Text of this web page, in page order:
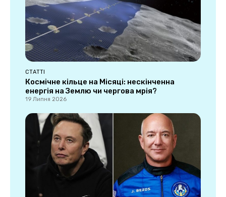
СТАТТІ
Космічне кільце на Місяці: нескінченна
енергія на Землю чи чергова мрія?
19 Липня 2026